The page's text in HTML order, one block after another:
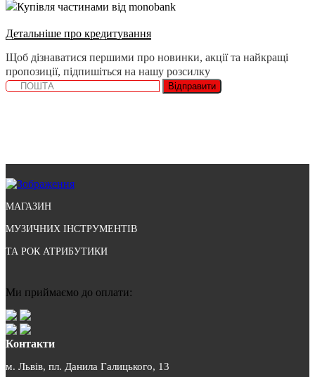
Купівля частинами від monobank
Детальніше про кредитування
Щоб дізнаватися першими про новинки, акції та найкращі
пропозиції, підпишіться на нашу розсилку
Відправити
МАГАЗИН
МУЗИЧНИХ ІНСТРУМЕНТІВ
ТА РОК АТРИБУТИКИ
Ми приймаємо до оплати:
Контакти
м. Львів, пл. Данила Галицького, 13